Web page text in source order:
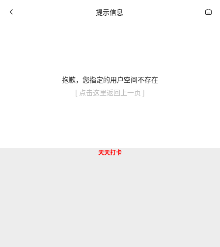
提示信息
抱歉，您指定的用户空间不存在
[ 点击这里返回上一页 ]
天天打卡